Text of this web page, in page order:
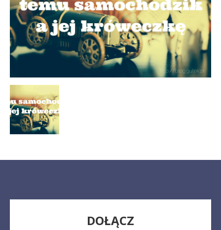
DOŁĄCZ